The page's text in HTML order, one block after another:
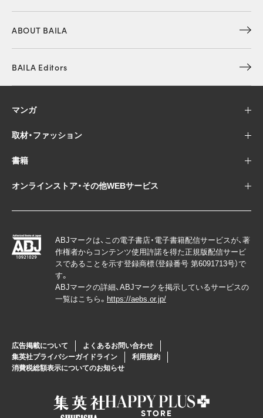
ABOUT BAILA
BAILA Editors
マンガ
取材・ファッション
書籍
オンラインストア・その他WEBサービス
ABJマークは、この電子書店・電子書籍配信サービスが、著
作権者からコンテンツ使用許諾を得た正規版配信サービ
スであることを示す登録商標（登録番号 第6091713号）で
す。
ABJマークの詳細、ABJマークを掲示しているサービスの
一覧はこちら。 https://aebs.or.jp/
広告掲載について
よくあるお問い合わせ
集英社プライバシーガイドライン
利用規約
消費税総額表示についてのお知らせ